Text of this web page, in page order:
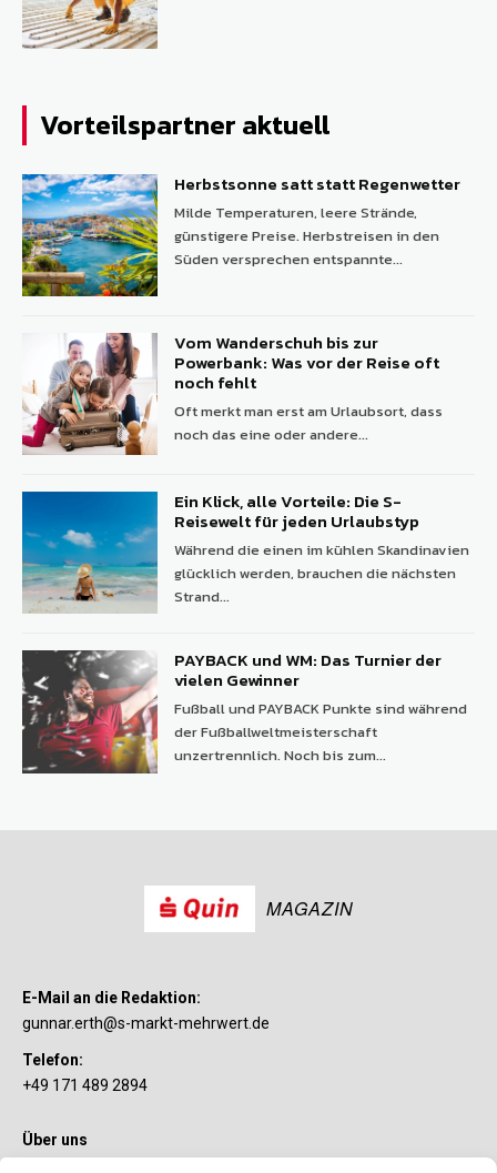
Vorteilspartner aktuell
Herbstsonne satt statt Regenwetter
Milde Temperaturen, leere Strände,
günstigere Preise. Herbstreisen in den
Süden versprechen entspannte...
Vom Wanderschuh bis zur
Powerbank: Was vor der Reise oft
noch fehlt
Oft merkt man erst am Urlaubsort, dass
noch das eine oder andere...
Ein Klick, alle Vorteile: Die S-
Reisewelt für jeden Urlaubstyp
Während die einen im kühlen Skandinavien
glücklich werden, brauchen die nächsten
Strand...
PAYBACK und WM: Das Turnier der
vielen Gewinner
Fußball und PAYBACK Punkte sind während
der Fußballweltmeisterschaft
unzertrennlich. Noch bis zum...
MAGAZIN
E-Mail an die Redaktion:
gunnar.erth@s-markt-mehrwert.de
Telefon:
+49 171 489 2894
Über uns